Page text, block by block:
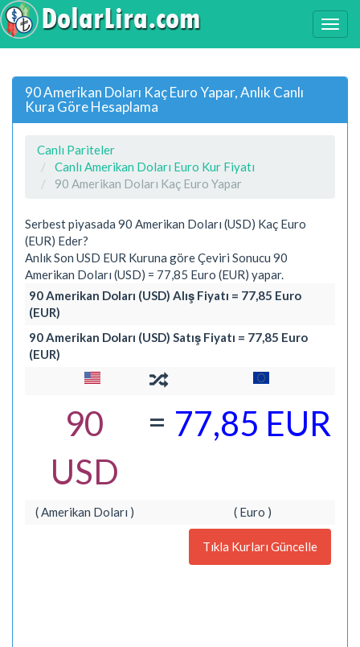
90 Amerikan Doları Kaç Euro Yapar, Anlık Canlı
Kura Göre Hesaplama
Canlı Pariteler
Canlı Amerikan Doları Euro Kur Fiyatı
90 Amerikan Doları Kaç Euro Yapar
Serbest piyasada 90 Amerikan Doları (USD) Kaç Euro
(EUR) Eder?
Anlık Son USD EUR Kuruna göre Çeviri Sonucu 90
Amerikan Doları (USD) = 77,85 Euro (EUR) yapar.
90 Amerikan Doları (USD) Alış Fiyatı = 77,85 Euro
(EUR)
90 Amerikan Doları (USD) Satış Fiyatı = 77,85 Euro
(EUR)
90
USD
= 77,85 EUR
( Amerikan Doları ) ( Euro )
Tıkla Kurları Güncelle